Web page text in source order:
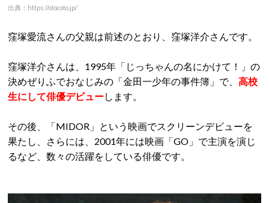
出典：https://otocoto.jp/
窪塚愛流さんの父親は前述のとおり、窪塚洋介さんです。
窪塚洋介さんは、1995年「じっちゃんの名にかけて！」の
決めぜりふでおなじみの「金田一少年の事件簿」で、 高校
生にして俳優デビューします。
その後、「MIDOR」という映画でスクリーンデビューを
果たし、さらには、2001年には映画「GO」で主演を演じ
るなど、数々の活躍をしている俳優です。